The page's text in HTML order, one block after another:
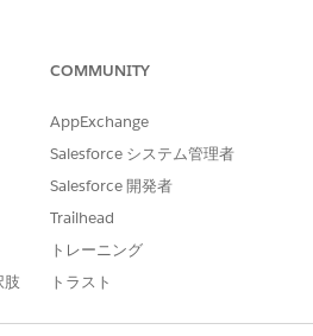
スワードなしのログインを処理するカ
トを無効化して、承認された管理者
なり、顧客は外部 ID プロバイダー
にアクセスできます。
します。
肢
COMMUNITY
AppExchange
Salesforce システム管理者
Salesforce 開発者
Trailhead
トレーニング
トラスト